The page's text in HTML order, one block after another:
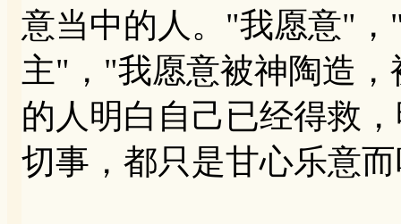
意当中的人。"我愿意"
主"，"我愿意被神陶造
的人明白自己已经得救
切事，都只是甘心乐意